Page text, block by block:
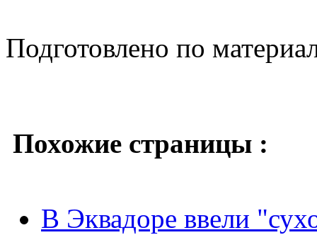
Подготовлено по
Похожие страницы :
В Эквадоре ввели